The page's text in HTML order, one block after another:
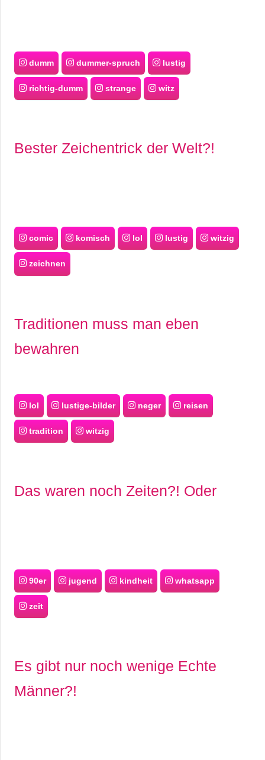
dumm dummer-spruch lustig
richtig-dumm strange witz
Bester Zeichentrick der Welt?!
comic komisch lol lustig witzig
zeichnen
Traditionen muss man eben
bewahren
lol lustige-bilder neger reisen
tradition witzig
Das waren noch Zeiten?! Oder
90er jugend kindheit whatsapp
zeit
Es gibt nur noch wenige Echte
Männer?!